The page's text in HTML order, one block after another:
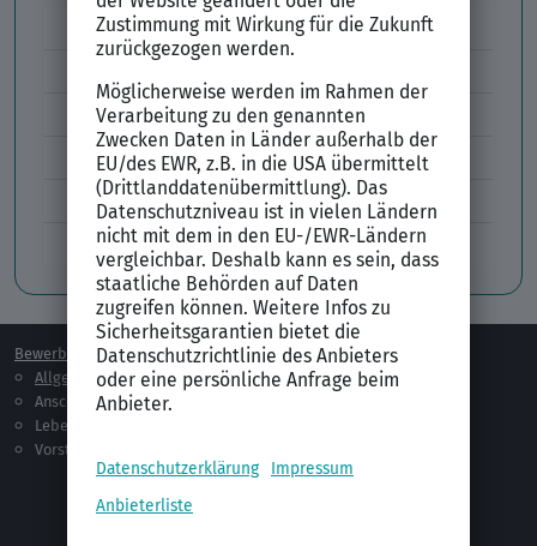
Lebenslauf Aufbau und Inhalt
Lebenslauf Englisch Résumé
Lücken im Lebenslauf
Tabellarischer Lebenslauf
Professionelles Bewerbungsfoto
Bewerben
Allgemeines
Anschreiben
Lebenslauf
Vorstellungsgespräch
Berufsorientierung
Ausbildung
Jobprofile